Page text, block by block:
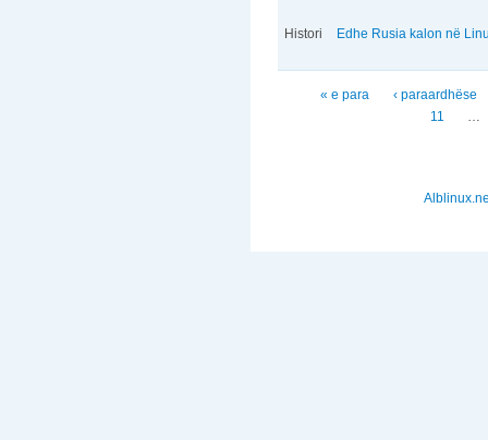
Histori Edhe Rusia kalon në
Faqet« e para
‹ paraardhëse
11
…